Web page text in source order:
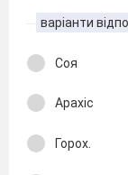
варіанти
Соя
Арахіс
Горох.